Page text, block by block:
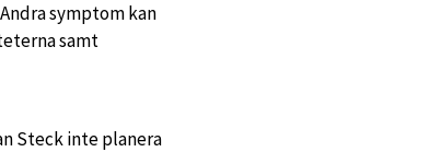
symptom kan
samt
Steck inte planera